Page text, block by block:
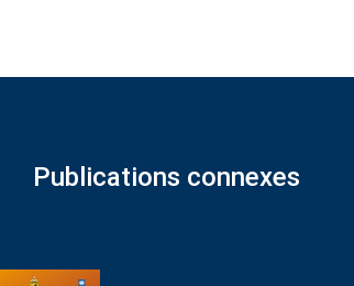
Publications connexes